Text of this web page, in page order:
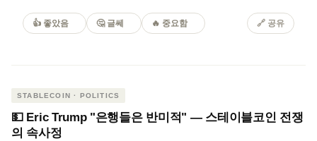
👍 좋았음 🤔 글쎄 🔥 중요함 🔗 공유
STABLECOIN · POLITICS
💵 Eric Trump "은행들은 반미적" — 스테이블코인 전쟁
의 속사정